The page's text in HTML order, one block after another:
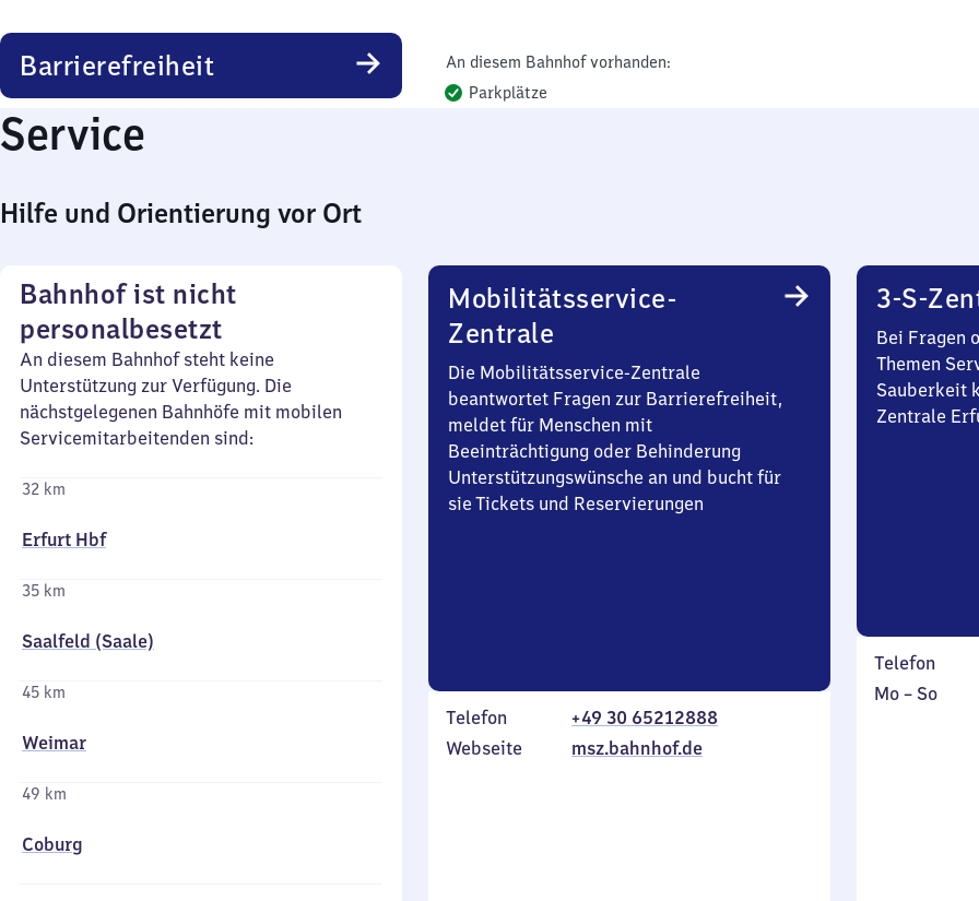
Barrierefreiheit
An diesem Bahnhof vorhanden:
Parkplätze
Service
Hilfe und Orientierung vor Ort
Bahnhof ist nicht
personalbesetzt
An diesem Bahnhof steht keine
Unterstützung zur Verfügung. Die
nächstgelegenen Bahnhöfe mit mobilen
Servicemitarbeitenden sind:
32 km
Erfurt Hbf
35 km
Saalfeld (Saale)
45 km
Weimar
49 km
Coburg
Mobilitätsservice-
Zentrale
Die Mobilitätsservice-Zentrale
beantwortet Fragen zur Barrierefreiheit,
meldet für Menschen mit
Beeinträchtigung oder Behinderung
Unterstützungswünsche an und bucht für
sie Tickets und Reservierungen
Telefon
+49 30 65212888
Webseite
msz.bahnhof.de
3-S-
Bei Fragen
Themen
Sauberkeit
Zentrale
Telefon
Montag
Mo – So,